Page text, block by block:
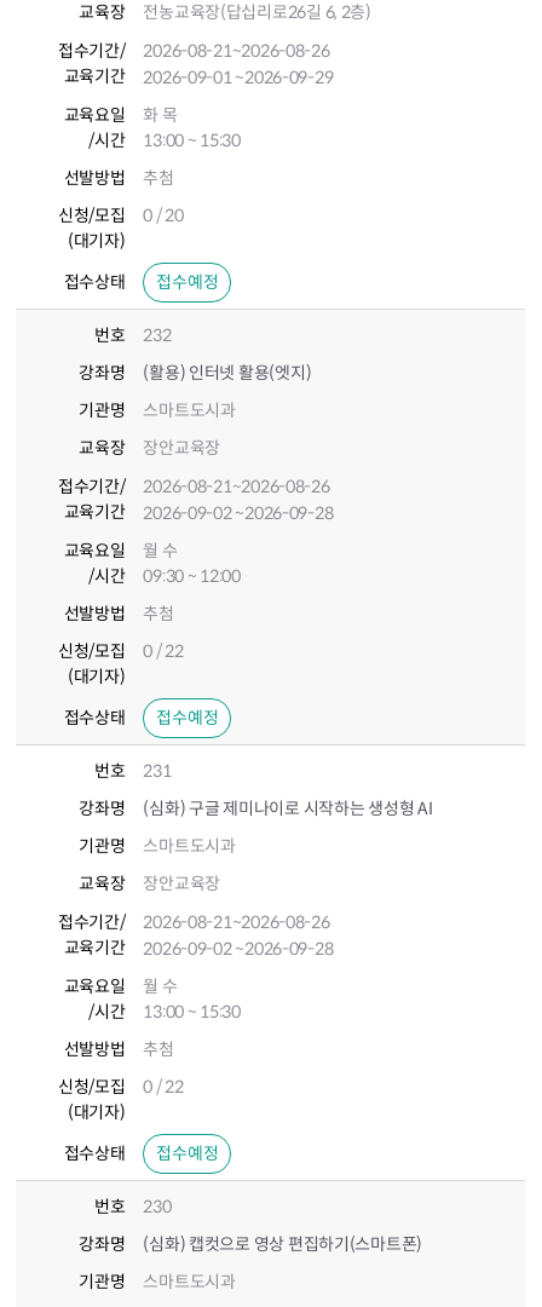
교육장
전농교육장(답십리로26길 6, 2층)
접수기간/
교육기간
2026-08-21~2026-08-26
2026-09-01~2026-09-29
교육요일
/시간
화 목
13:00 ~ 15:30
선발방법
추첨
신청/모집
(대기자)
0 / 20
접수상태 접수예정
번호
232
강좌명
(활용) 인터넷 활용(엣지)
기관명
스마트도시과
교육장
장안교육장
접수기간/
교육기간
2026-08-21~2026-08-26
2026-09-02~2026-09-28
교육요일
/시간
월 수
09:30 ~ 12:00
선발방법
추첨
신청/모집
(대기자)
0 / 22
접수상태 접수예정
번호
231
강좌명
(심화) 구글 제미나이로 시작하는 생성형 AI
기관명
스마트도시과
교육장
장안교육장
접수기간/
교육기간
2026-08-21~2026-08-26
2026-09-02~2026-09-28
교육요일
/시간
월 수
13:00 ~ 15:30
선발방법
추첨
신청/모집
(대기자)
0 / 22
접수상태 접수예정
번호
230
강좌명
(심화) 캡컷으로 영상 편집하기(스마트폰)
기관명
스마트도시과